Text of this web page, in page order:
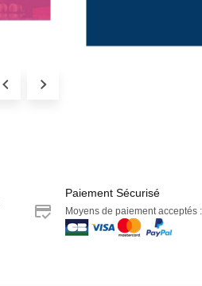
Paiement Sécurisé
Moyens de paiement acceptés :